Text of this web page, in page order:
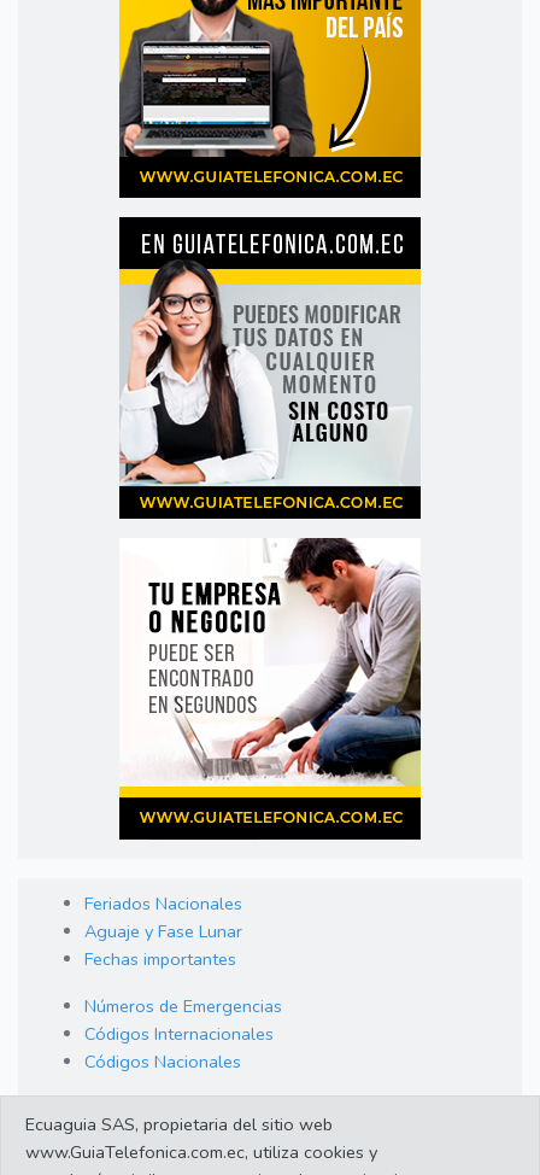
Feriados Nacionales
Aguaje y Fase Lunar
Fechas importantes
Números de Emergencias
Códigos Internacionales
Códigos Nacionales
Cambio de Divisas
Enlaces de interes
Ecuaguia SAS, propietaria del sitio web
www.GuiaTelefonica.com.ec, utiliza cookies y